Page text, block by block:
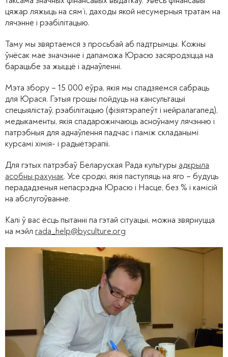
цяжар ляжыць на сям’і, даходы якой несумерныя тратам на
лячэнне і рэабілітацыю.
Таму мы звяртаемся з просьбай аб падтрымцы. Кожны
ўнёсак мае значэнне і дапаможа Юрасю засяродзіцца на
барацьбе за жыццё і аднаўленні.
Мэта збору – 15 000 еўра, якія мы спадзяемся сабраць
для Юрася. Гэтыя грошы пойдуць на кансультацыі
спецыялістаў, рэабілітацыю (фізіятэрапеўт і нейралагапед),
медыкаменты, якія спадарожнічаюць асноўнаму лячэнню і
патрэбныя для аднаўлення падчас і паміж складанымі
курсамі хімія- і радыётэрапіі.
Для гэтых патрэбаў Беларуская Рада культуры адкрыла
асобны рахунак. Усе сродкі, якія паступяць на яго – будуць
перададзеныя непасрэдна Юрасю і Насце, без % і камісій
на абслугоўванне.
Калі ў вас ёсць пытанні па гэтай сітуацыі, можна звярнуцца
на мэйл rada_help@byculture.org